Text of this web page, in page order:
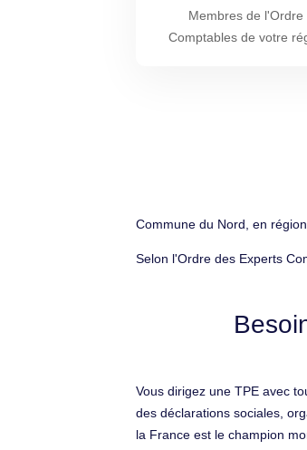
Membres de l'Ordre
Comptables de votre
Commune du Nord, en
Selon l'Ordre des Experts
Vous dirigez une TPE avec
des déclarations sociales,
la France est le champion